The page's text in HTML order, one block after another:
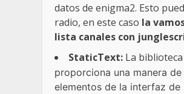
datos de enigma2. Esto
radio, en este caso la
lista canales con
StaticText: La biblioteca
proporciona una manera
elementos de la interfaz